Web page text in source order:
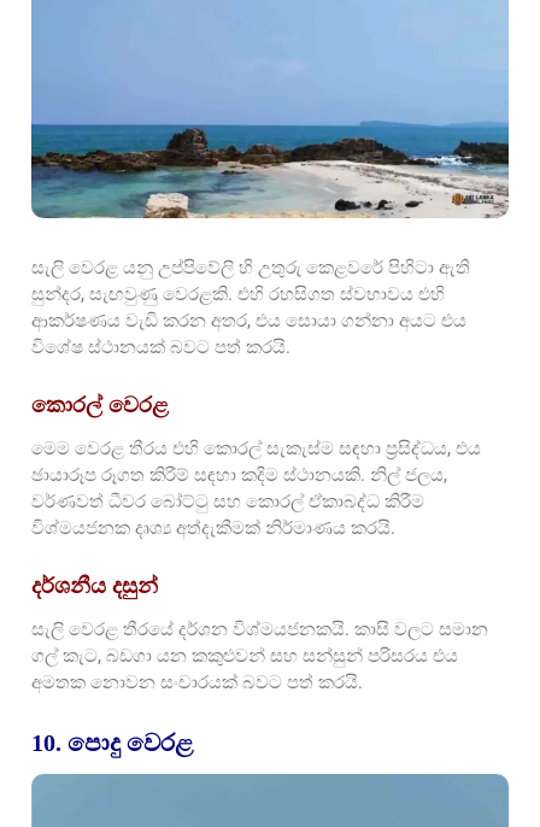
සැලි වෙරළ යනු උප්පිවේලි හි උතුරු කෙළවරේ පිහිටා ඇති
සුන්දර, සැඟවුණු වෙරළකි. එහි රහසිගත ස්වභාවය එහි
ආකර්ෂණය වැඩි කරන අතර, එය සොයා ගන්නා අයට එය
විශේෂ ස්ථානයක් බවට පත් කරයි.
කොරල් වෙරළ
මෙම වෙරළ තීරය එහි කොරල් සැකැස්ම සඳහා ප්‍රසිද්ධය, එය
ඡායාරූප රූගත කිරීම් සඳහා කදිම ස්ථානයකි. නිල් ජලය,
වර්ණවත් ධීවර බෝට්ටු සහ කොරල් ඒකාබද්ධ කිරීම
විශ්මයජනක දෘශ්‍ය අත්දැකීමක් නිර්මාණය කරයි.
දර්ශනීය දසුන්
සැලි වෙරළ තීරයේ දර්ශන විශ්මයජනකයි. කාසි වලට සමාන
ගල් කැට, බඩගා යන කකුළුවන් සහ සන්සුන් පරිසරය එය
අමතක නොවන සංචාරයක් බවට පත් කරයි.
10. පොදු වෙරළ